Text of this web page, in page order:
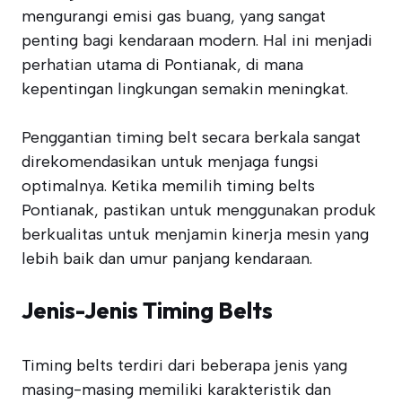
mengurangi emisi gas buang, yang sangat
penting bagi kendaraan modern. Hal ini menjadi
perhatian utama di Pontianak, di mana
kepentingan lingkungan semakin meningkat.
Penggantian timing belt secara berkala sangat
direkomendasikan untuk menjaga fungsi
optimalnya. Ketika memilih timing belts
Pontianak, pastikan untuk menggunakan produk
berkualitas untuk menjamin kinerja mesin yang
lebih baik dan umur panjang kendaraan.
Jenis-Jenis Timing Belts
Timing belts terdiri dari beberapa jenis yang
masing-masing memiliki karakteristik dan